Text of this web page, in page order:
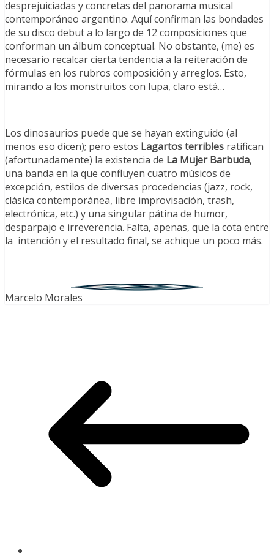
desprejuiciadas y concretas del panorama musical
contemporáneo argentino. Aquí confirman las bondades
de su disco debut a lo largo de 12 composiciones que
conforman un álbum conceptual. No obstante, (me) es
necesario recalcar cierta tendencia a la reiteración de
fórmulas en los rubros composición y arreglos. Esto,
mirando a los monstruitos con lupa, claro está…
Los dinosaurios puede que se hayan extinguido (al
menos eso dicen); pero estos Lagartos terribles ratifican
(afortunadamente) la existencia de La Mujer Barbuda,
una banda en la que confluyen cuatro músicos de
excepción, estilos de diversas procedencias (jazz, rock,
clásica contemporánea, libre improvisación, trash,
electrónica, etc.) y una singular pátina de humor,
desparpajo e irreverencia. Falta, apenas, que la cota entre
la intención y el resultado final, se achique un poco más.
Marcelo Morales